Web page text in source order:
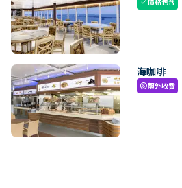
check
海咖啡
paid額外收費